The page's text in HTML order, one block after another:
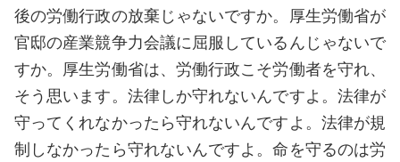
後の労働行政の放棄じゃないですか。厚生労働省が
官邸の産業競争力会議に屈服しているんじゃないで
すか。厚生労働省は、労働行政こそ労働者を守れ、
そう思います。法律しか守れないんですよ。法律が
守ってくれなかったら守れないんですよ。法律が規
制しなかったら守れないんですよ。命を守るのは労